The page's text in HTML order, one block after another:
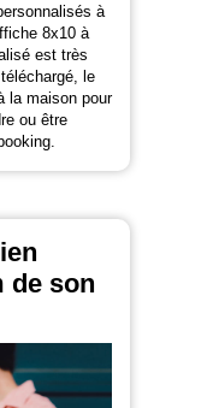
à
8x10 à
est très
le
la maison pour
ou être
de son